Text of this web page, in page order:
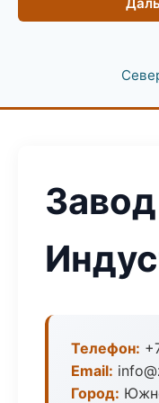
Завод
Телефон:
Email:
Город: